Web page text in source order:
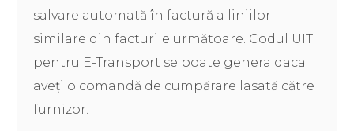
salvare automată în factură a liniilor
similare din facturile următoare. Codul UIT
pentru E-Transport se poate genera daca
aveți o comandă de cumpărare lasată către
furnizor.